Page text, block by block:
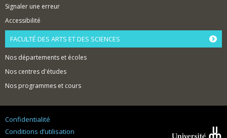
Signaler une erreur
Accessibilité
FACULTÉ DES ARTS ET DES SCIENCES
Nos départements et écoles
Nos centres d'études
Nos programmes et cours
Confidentialité
Conditions d’utilisation